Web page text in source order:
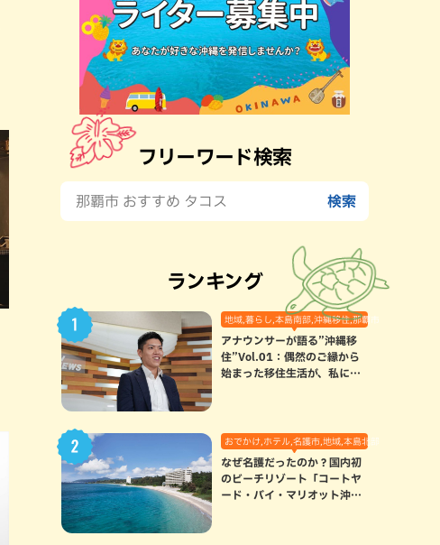
フリーワード検索
ランキング
地域,暮らし,本島南部,沖縄移住,那覇市
アナウンサーが語る”沖縄移
住”Vol.01：偶然のご縁から
始まった移住生活が、私にと
おでかけ,ホテル,名護市,地域,本島北部
なぜ名護だったのか？国内初
のビーチリゾート「コートヤ
ード・バイ・マリオット沖縄